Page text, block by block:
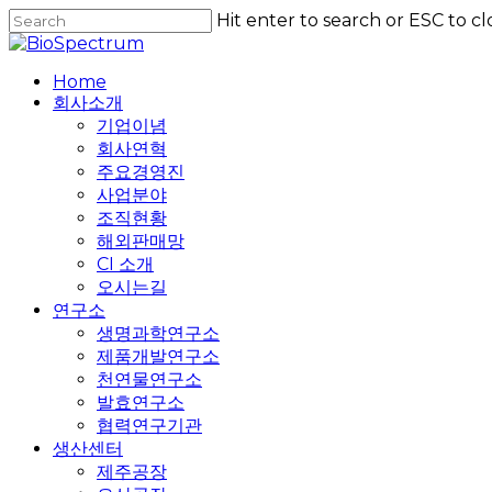
Skip
to
content
Hit enter to search or ESC to
Close
Home
회사소개
기업이념
회사연혁
주요경영진
사업분야
조직현황
해외판매망
CI 소개
오시는길
연구소
생명과학연구소
제품개발연구소
천연물연구소
발효연구소
협력연구기관
생산센터
제주공장